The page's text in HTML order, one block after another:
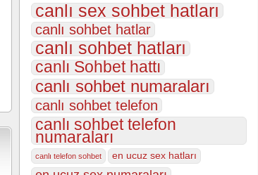
canlı sex sohbet hatları
canlı sohbet hatlar
canlı sohbet hatları
canlı Sohbet hattı
canlı sohbet numaraları
canlı sohbet telefon
canlı sohbet telefon
numaraları
canlı telefon sohbet en ucuz sex hatları